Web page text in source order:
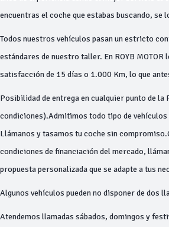
encuentras el coche que estabas buscando, se
Todos nuestros vehículos pasan un estricto
estándares de nuestro taller. En ROYB MOTOR
satisfacción de 15 días o 1.000 Km, lo que
Posibilidad de entrega en cualquier punto de la
condiciones).Admitimos todo tipo de vehículos
Llámanos y tasamos tu coche sin
condiciones de financiación del mercado,
propuesta personalizada que se adapte a tus
Algunos vehículos pueden no disponer de dos
Atendemos llamadas sábados, domingos y